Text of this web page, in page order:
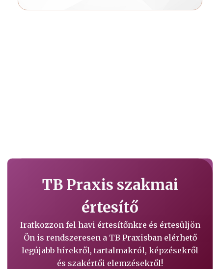
TB Praxis szakmai
értesítő
Iratkozzon fel havi értesítőnkre és értesüljön
Ön is rendszeresen a TB Praxisban elérhető
legújabb hírekről, tartalmakról, képzésekről
és szakértői elemzésekről!